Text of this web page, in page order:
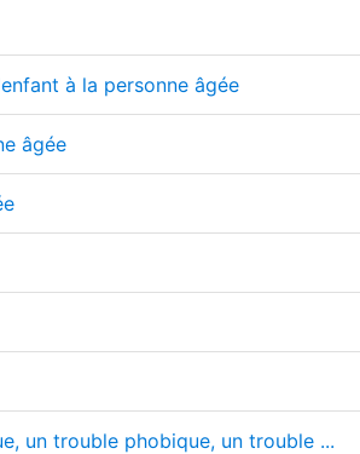
à la personne âgée
âgée
un trouble phobique, un trouble ...